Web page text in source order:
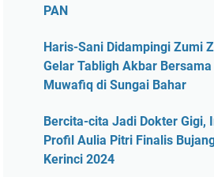
PAN
Haris-Sani Didampingi Zumi
Gelar Tabligh Akbar Bersama
Muwafiq di Sungai Bahar
Bercita-cita Jadi Dokter Gigi,
Profil Aulia Pitri Finalis
Kerinci 2024